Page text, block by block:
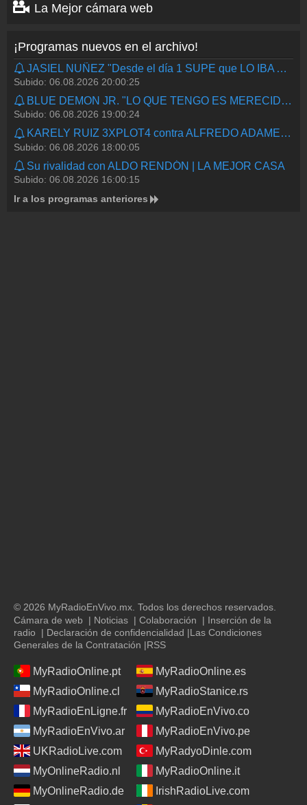
La Mejor cámara web
¡Programas nuevos en el archivo!
JASIEL NUÑEZ "Desde el día 1 SUPE que LO IBA A LOGRAR" | ANDRÉS SALAZAR | LA TOPOGUARIDA | LA MEJOR
Subido: 06.08.2026 20:00:25
BLUE DEMON JR. "LO QUE TENGO ES MERECIDO Y GANADO" | LA MEJOR
Subido: 06.08.2026 19:00:24
KARELY RUIZ 3XPLOT4 contra ALFREDO ADAME | LA MEJOR
Subido: 06.08.2026 18:00:05
Su rivalidad con ALDO RENDÓN | LA MEJOR CASA
Subido: 06.08.2026 16:00:15
Ir a los programas anteriores
© 2026 MyRadioEnVivo.mx. Todos los derechos reservados.
Cámara de web | Noticias | Colaboración | Inserción de la
radio | Declaración de confidencialidad |Las Condiciones
Generales de la Contratación |RSS
MyRadioOnline.pt
MyRadioOnline.es
MyRadioOnline.cl
MyRadioStanice.rs
MyRadioEnLigne.fr
MyRadioEnVivo.co
MyRadioEnVivo.ar
MyRadioEnVivo.pe
UKRadioLive.com
MyRadyoDinle.com
MyOnlineRadio.nl
MyRadioOnline.it
MyOnlineRadio.de
IrishRadioLive.com